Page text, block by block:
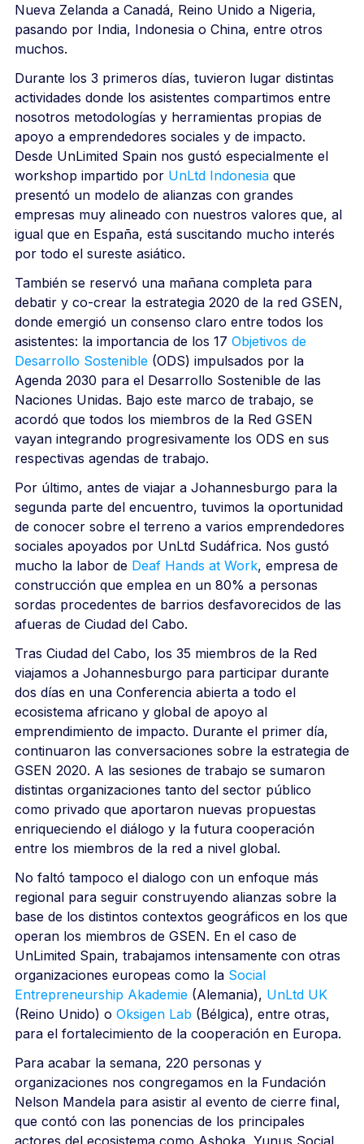
Nueva Zelanda a Canadá, Reino Unido a Nigeria,
pasando por India, Indonesia o China, entre otros
muchos.
Durante los 3 primeros días, tuvieron lugar distintas
actividades donde los asistentes compartimos entre
nosotros metodologías y herramientas propias de
apoyo a emprendedores sociales y de impacto.
Desde UnLimited Spain nos gustó especialmente el
workshop impartido por UnLtd Indonesia que
presentó un modelo de alianzas con grandes
empresas muy alineado con nuestros valores que, al
igual que en España, está suscitando mucho interés
por todo el sureste asiático.
También se reservó una mañana completa para
debatir y co-crear la estrategia 2020 de la red GSEN,
donde emergió un consenso claro entre todos los
asistentes: la importancia de los 17 Objetivos de
Desarrollo Sostenible (ODS) impulsados por la
Agenda 2030 para el Desarrollo Sostenible de las
Naciones Unidas. Bajo este marco de trabajo, se
acordó que todos los miembros de la Red GSEN
vayan integrando progresivamente los ODS en sus
respectivas agendas de trabajo.
Por último, antes de viajar a Johannesburgo para la
segunda parte del encuentro, tuvimos la oportunidad
de conocer sobre el terreno a varios emprendedores
sociales apoyados por UnLtd Sudáfrica. Nos gustó
mucho la labor de Deaf Hands at Work, empresa de
construcción que emplea en un 80% a personas
sordas procedentes de barrios desfavorecidos de las
afueras de Ciudad del Cabo.
Tras Ciudad del Cabo, los 35 miembros de la Red
viajamos a Johannesburgo para participar durante
dos días en una Conferencia abierta a todo el
ecosistema africano y global de apoyo al
emprendimiento de impacto. Durante el primer día,
continuaron las conversaciones sobre la estrategia de
GSEN 2020. A las sesiones de trabajo se sumaron
distintas organizaciones tanto del sector público
como privado que aportaron nuevas propuestas
enriqueciendo el diálogo y la futura cooperación
entre los miembros de la red a nivel global.
No faltó tampoco el dialogo con un enfoque más
regional para seguir construyendo alianzas sobre la
base de los distintos contextos geográficos en los que
operan los miembros de GSEN. En el caso de
UnLimited Spain, trabajamos intensamente con otras
organizaciones europeas como la Social
Entrepreneurship Akademie (Alemania), UnLtd UK
(Reino Unido) o Oksigen Lab (Bélgica), entre otras,
para el fortalecimiento de la cooperación en Europa.
Para acabar la semana, 220 personas y
organizaciones nos congregamos en la Fundación
Nelson Mandela para asistir al evento de cierre final,
que contó con las ponencias de los principales
actores del ecosistema como Ashoka, Yunus Social